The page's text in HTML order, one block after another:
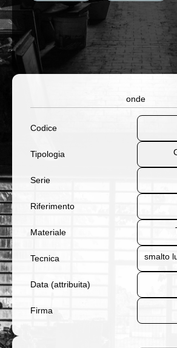
onde
Codice
Tipologia
Serie
Riferimento
Materiale
Tecnica smalto
Data (attribuita)
Firma